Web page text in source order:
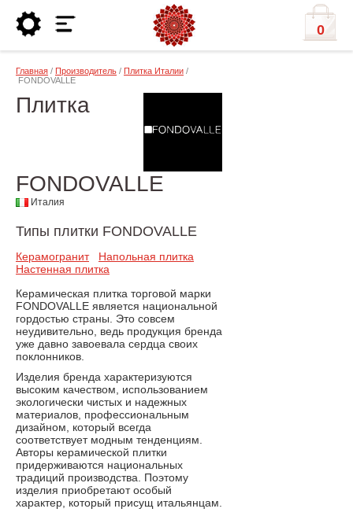
0
Главная / Производитель / Плитка Италии /
FONDOVALLE
Плитка
FONDOVALLE
Италия
Типы плитки FONDOVALLE
Керамогранит
Напольная плитка
Настенная плитка
Керамическая плитка торговой марки
FONDOVALLE является национальной
гордостью страны. Это совсем
неудивительно, ведь продукция бренда
уже давно завоевала сердца своих
поклонников.
Изделия бренда характеризуются
высоким качеством, использованием
экологически чистых и надежных
материалов, профессиональным
дизайном, который всегда
соответствует модным тенденциям.
Авторы керамической плитки
придерживаются национальных
традиций производства. Поэтому
изделия приобретают особый
характер, который присущ итальянцам.